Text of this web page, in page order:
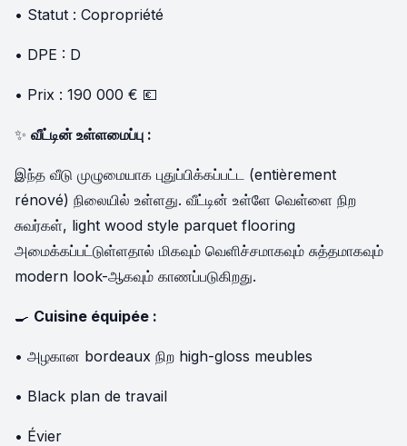
• Statut : Copropriété
• DPE : D
• Prix : 190 000 € 💶
✨ வீட்டின் உள்ளமைப்பு :
இந்த வீடு முழுமையாக புதுப்பிக்கப்பட்ட (entièrement
rénové) நிலையில் உள்ளது. வீட்டின் உள்ளே வெள்ளை நிற
சுவர்கள், light wood style parquet flooring
அமைக்கப்பட்டுள்ளதால் மிகவும் வெளிச்சமாகவும் சுத்தமாகவும்
modern look-ஆகவும் காணப்படுகிறது.
🍳 Cuisine équipée :
• அழகான bordeaux நிற high-gloss meubles
• Black plan de travail
• Évier